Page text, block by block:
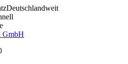
Deutschlandweit